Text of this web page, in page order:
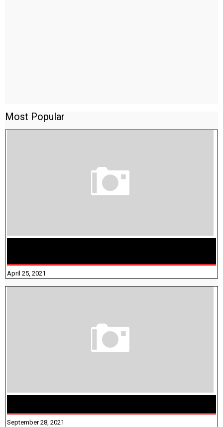
Most Popular
April 25, 2021
September 28, 2021